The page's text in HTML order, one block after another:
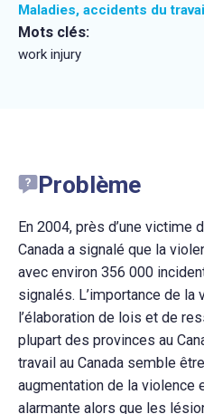
Maladies, accidents du
Mots clés:
work injury
Problème
En 2004, près d’une victime
Canada a signalé que la
avec environ 356 000
signalés. L’importance de
l’élaboration de lois et de
plupart des provinces au
travail au Canada semble
augmentation de la violence
alarmante alors que les